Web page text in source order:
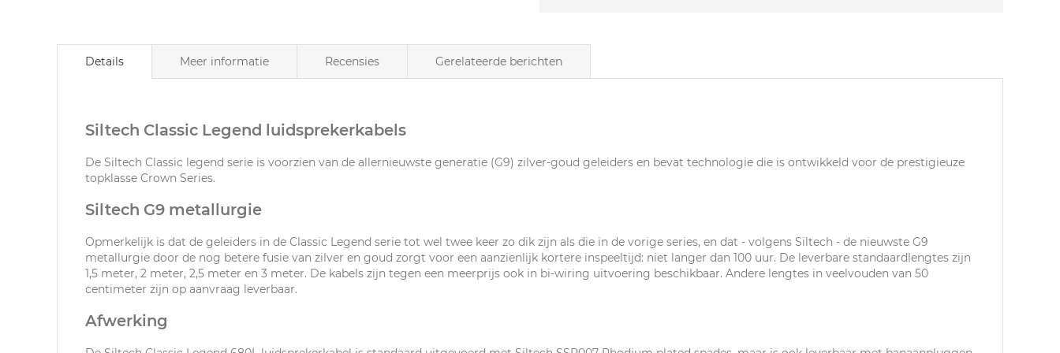
Details
Siltech Classic Legend luidsprekerkabels
De Siltech Classic legend serie is voorzien van de allernieuwste generatie (G9) zilver-goud geleiders en bevat technologie die is ontwikkeld voor de prestigieuze
topklasse Crown Series.
Siltech G9 metallurgie
Opmerkelijk is dat de geleiders in de Classic Legend serie tot wel twee keer zo dik zijn als die in de vorige series, en dat - volgens Siltech - de nieuwste G9
metallurgie door de nog betere fusie van zilver en goud zorgt voor een aanzienlijk kortere inspeeltijd: niet langer dan 100 uur. De leverbare standaardlengtes zijn
1,5 meter, 2 meter, 2,5 meter en 3 meter. De kabels zijn tegen een meerprijs ook in bi-wiring uitvoering beschikbaar. Andere lengtes in veelvouden van 50
centimeter zijn op aanvraag leverbaar.
Afwerking
Meer informatie Recensies Gerelateerde berichten